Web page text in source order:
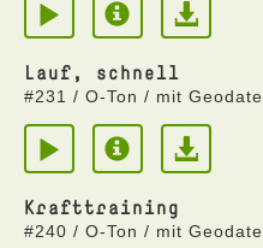
Lauf, schnell
#231 / O-Ton / mit
Krafttraining
#240 / O-Ton / mit